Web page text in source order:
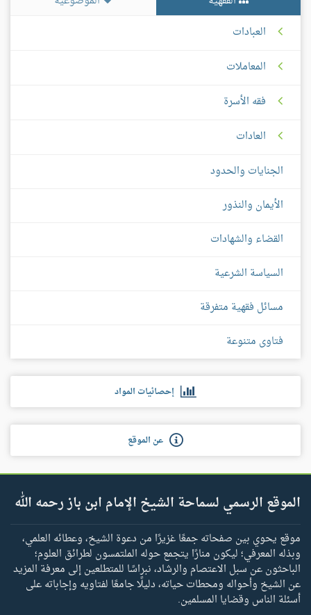
العبادات
المعاملات
فقه الأسرة
العادات
الجنايات والحدود
الأيمان والنذور
القضاء والشهادات
السياسة الشرعية
مسائل فقهية متفرقة
فتاوى متنوعة
إحصائيات المواد
عن الموقع
الموقع الرسمي لسماحة الشيخ الإمام ابن باز رحمه الله
موقع يحوي بين صفحاته جمعًا غزيرًا من دعوة الشيخ، وعطائه العلمي،
وبذله المعرفي؛ ليكون منارًا يتجمع حوله الملتمسون لطرائق العلوم؛
الباحثون عن سبل الاعتصام والرشاد، نبراسًا للمتطلعين إلى معرفة المزيد
عن الشيخ وأحواله ومحطات حياته، دليلًا جامعًا لفتاويه وإجاباته على
أسئلة الناس وقضايا المسلمين.